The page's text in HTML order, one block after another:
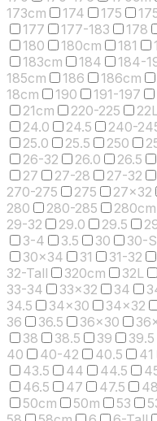
173cm
174 175
177
177-183 178
180
180cm 181
183cm
184 184-
185cm
186 186cm
18cm
190 191-197
21cm
220-225
24.0
24.5 240-
25.0
25.5 250
26-32
26.0 26.5
27
27-28 27-32
270-275
275 27x32
280
280-285 280cm
29-32
29.0 29.5
3-4
3.5 30 30-
30x34
31 31-32
32-Tall
320cm 32L
33-34
33x32 34
34.5
34x30 34x32
36
36.5 36x30
38
38.5 39 39.5
40
40-42 40.5 41
43.5
44 44.5
46.5
47 47.5 48
50cm
50m 53